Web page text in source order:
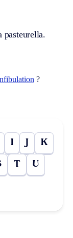
pasteurella.
?
I J K
T U